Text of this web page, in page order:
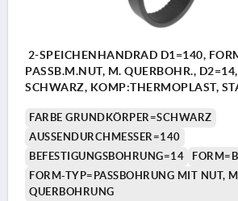
2-SPEICHENHANDRAD D1=140,
PASSB.M.NUT, M. QUERBOHR.,
SCHWARZ, KOMP:THERMOPLAST,
FARBE GRUNDKÖRPER=SCHWARZ
AUSSENDURCHMESSER=140
BEFESTIGUNGSBOHRUNG=14
FORM=B
FORM-TYP=PASSBOHRUNG MIT NUT,
QUERBOHRUNG